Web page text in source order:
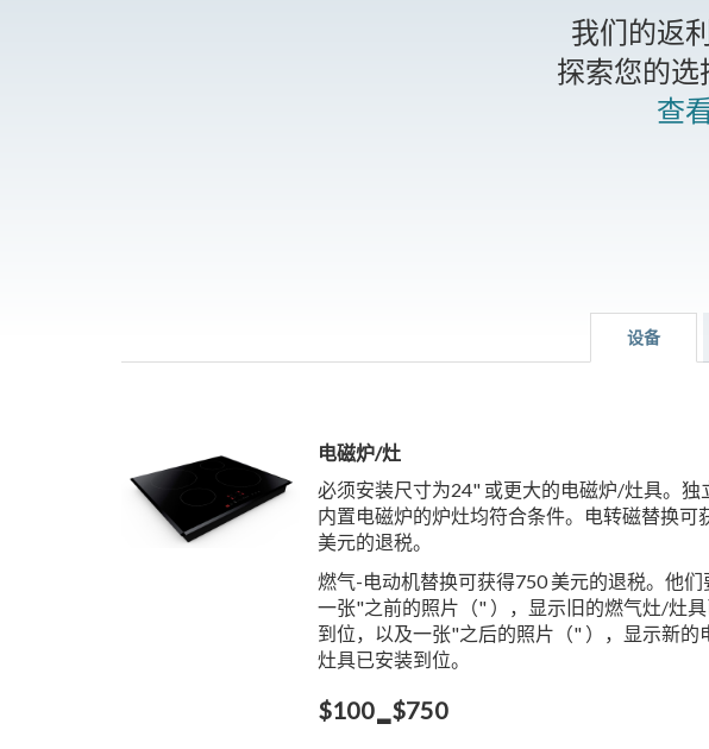
我们的返
探索您的选
查
设备
电磁炉/灶
必须安装尺寸为24" 或更大的电磁炉/灶具。独
内置电磁炉的炉灶均符合条件。电转磁替换可
美元的退税。
燃气-电动机替换可获得750 美元的退税。他们
一张"之前的照片（" ），显示旧的燃气灶/灶
到位，以及一张"之后的照片（" ），显示新的
灶具已安装到位。
$100-$750